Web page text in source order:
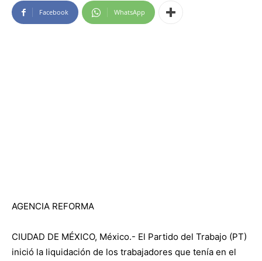
Facebook WhatsApp
AGENCIA REFORMA
CIUDAD DE MÉXICO, México.- El Partido del Trabajo (PT)
inició la liquidación de los trabajadores que tenía en el